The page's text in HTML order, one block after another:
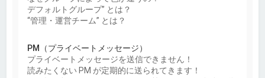
デフォルトグループ” とは？
“管理・運営チーム” とは？
PM（プライベートメッセージ）
プライベートメッセージを送信できません！
読みたくない PM が定期的に送られてきます！